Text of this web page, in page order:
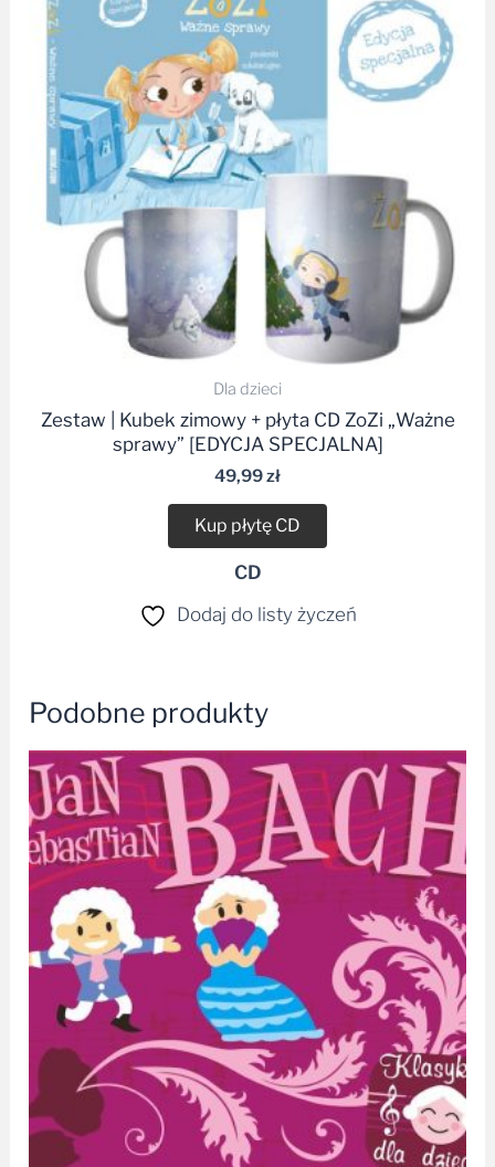
Dla dzieci
Zestaw | Kubek zimowy + płyta CD ZoZi „Ważne
sprawy” [EDYCJA SPECJALNA]
49,99zł
Kup płytę CD
CD
Dodaj do listy życzeń
Podobne produkty